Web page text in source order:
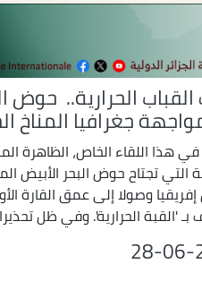
الحرارية.. حوض
جغرافيا المناخ
هذا اللقاء الخاص، الظاهرة
التي تجتاح حوض البحر الأبيض
وصولا إلى عمق القارة
بـ 'القبة الحرارية'. وفي ظل
28-06-